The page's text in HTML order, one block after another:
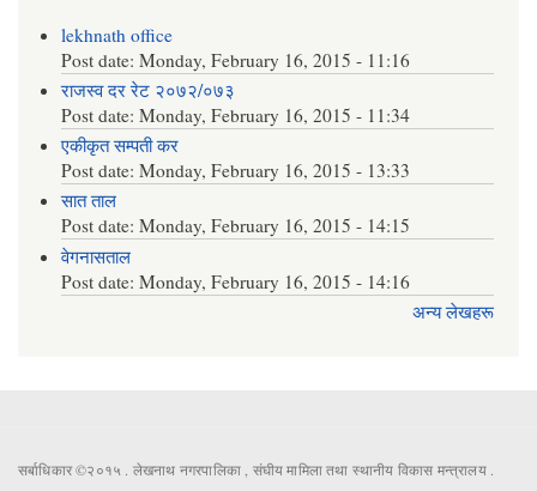
lekhnath office
Post date:Monday, February 16, 2015 - 11:16
राजस्व दर रेट २०७२/०७३
Post date:Monday, February 16, 2015 - 11:34
एकीकृत सम्पती कर
Post date:Monday, February 16, 2015 - 13:33
सात ताल
Post date:Monday, February 16, 2015 - 14:15
वेगनासताल
Post date:Monday, February 16, 2015 - 14:16
अन्य लेखहरू
सर्बाधिकार ©२०१५ . लेखनाथ नगरपालिका , संघीय मामिला तथा स्थानीय विकास मन्त्रालय .